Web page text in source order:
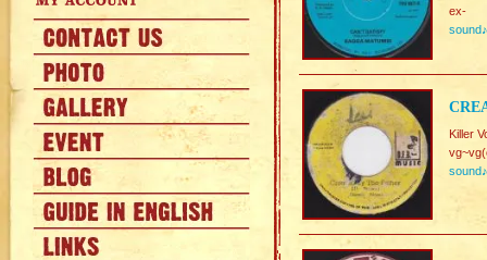
ex-
sound♪
Killer
sound♪